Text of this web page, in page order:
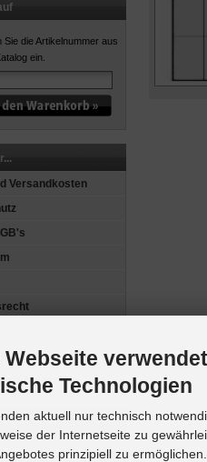
Sie die Artikelnummer aus
ein.
Versandkosten
Webseite
Technologien
aktuell nur technisch
der Internetseite zu
prinzipiell zu